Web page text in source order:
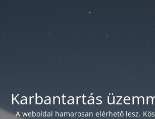
Karbantartás
A weboldal hamarosan elérhető lesz.